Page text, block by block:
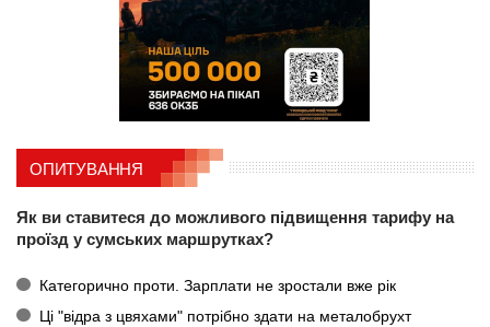
ОПИТУВАННЯ
Як ви ставитеся до можливого підвищення тарифу на
проїзд у сумських маршрутках?
Категорично проти. Зарплати не зростали вже рік
Ці "відра з цвяхами" потрібно здати на металобрухт